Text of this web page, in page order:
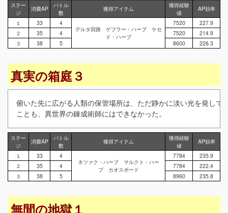
ステー
ジ
消費AP
バトル
数
獲得アイテム
獲得経験
値
AP効率
１
33
4
デルタ回路 ゲブラー・ハーブ ケセ
ド・ハーブ
7520
227.9
２
35 4 7520
214.9
３
38 5 8600 226.3
真実の箱庭３
俯いた先に広がる人類の保管場所は、ただ静かに淡い光を発して
ことも、異世界の錬成術師にはできなかった。
ステー
ジ
消費AP
バトル
数
獲得アイテム
獲得経験
値
AP効率
１
33
4
ネツァク・ハーブ マルクト・ハー
ブ カオスボード
7784
235.9
２
35 4 7784
222.4
３
38 5 8960 235.8
無間の地獄１